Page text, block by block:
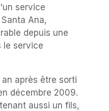
service
Ana,
depuis une
le service
après être sorti
décembre 2009.
aussi un fils,